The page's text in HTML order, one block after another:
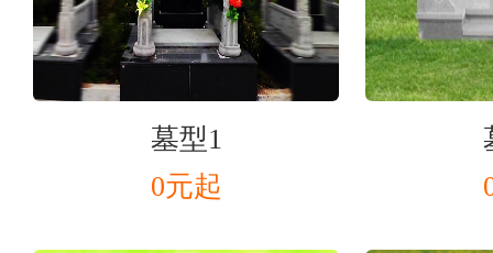
墓型1
0元起